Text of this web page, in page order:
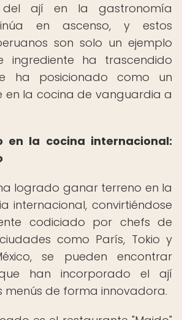
del ají en la gastronomía
en ascenso, y estos
son solo un ejemplo
ingrediente ha trascendido
ha posicionado como un
en la cocina de vanguardia a
en la cocina internacional:
logrado ganar terreno en la
internacional, convirtiéndose
codiciado por chefs de
como París, Tokio y
se pueden encontrar
han incorporado el ají
menús de forma innovadora.